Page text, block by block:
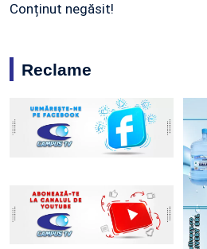
Conținut negăsit!
Reclame